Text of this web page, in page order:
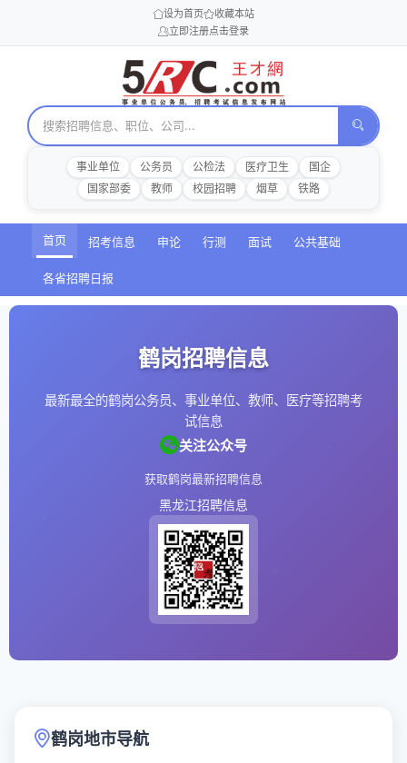
设为首页
收藏本站
立即注册点击登录
事业单位 公务员 公检法 医疗卫生
国企
国家部委
教师 校园招聘 烟草 铁路
首页 招考信息 申论 行测 面试 公共基础
各省招聘日报
鹤岗招聘信息
最新最全的鹤岗公务员、事业单位、教师、医疗等招聘考
试信息
关注公众号
获取鹤岗最新招聘信息
黑龙江招聘信息
鹤岗地市导航